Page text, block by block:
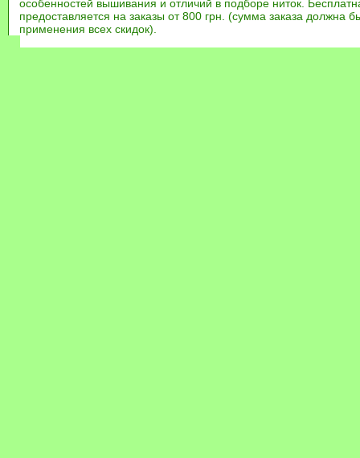
особенностей вышивания и отличий в подборе ниток.
предоставляется на заказы от 800 грн. (сумма заказа должна
применения всех скидок).